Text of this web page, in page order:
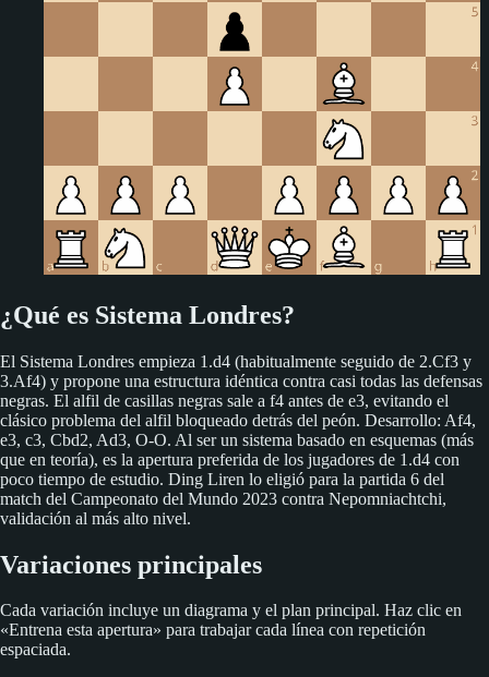
¿Qué es Sistema Londres?
El Sistema Londres empieza 1.d4 (habitualmente seguido de 2.Cf3 y
3.Af4) y propone una estructura idéntica contra casi todas las defensas
negras. El alfil de casillas negras sale a f4 antes de e3, evitando el
clásico problema del alfil bloqueado detrás del peón. Desarrollo: Af4,
e3, c3, Cbd2, Ad3, O-O. Al ser un sistema basado en esquemas (más
que en teoría), es la apertura preferida de los jugadores de 1.d4 con
poco tiempo de estudio. Ding Liren lo eligió para la partida 6 del
match del Campeonato del Mundo 2023 contra Nepomniachtchi,
validación al más alto nivel.
Variaciones principales
Cada variación incluye un diagrama y el plan principal. Haz clic en
«Entrena esta apertura» para trabajar cada línea con repetición
espaciada.